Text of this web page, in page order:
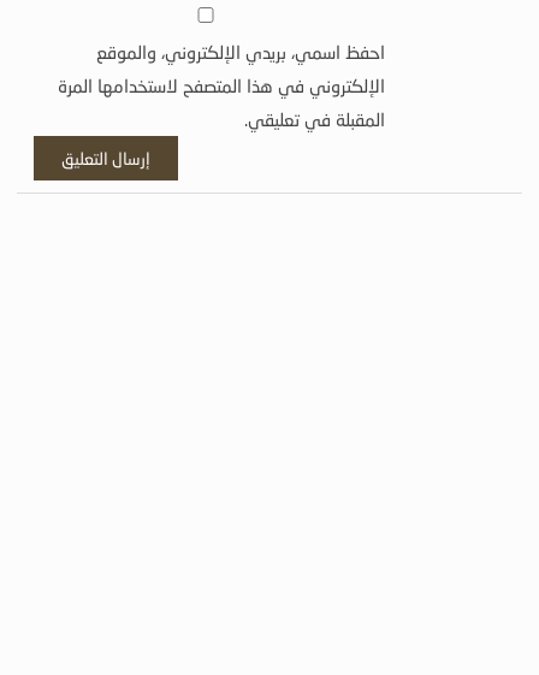
احفظ اسمي، بريدي الإلكتروني، والموقع
الإلكتروني في هذا المتصفح لاستخدامها المرة
المقبلة في تعليقي.